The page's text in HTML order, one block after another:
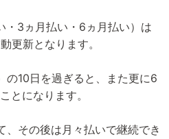
・3ヵ月払い・6ヵ月払い）は
更新となります。
の10日を過ぎると、また更に6
とになります。
、その後は月々払いで継続でき